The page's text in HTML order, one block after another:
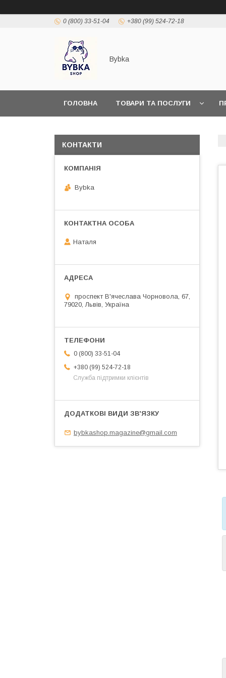
0 (800) 33-51-04 +380 (99) 524-72-18
Bybka
ГОЛОВНА ТОВАРИ ТА ПОСЛУГИ
КОНТАКТИ
Bybka
Наталя
проспект В'ячеслава Чорновола, 67,
79020, Львів, Україна
0 (800) 33-51-04
+380 (99) 524-72-18
Служба підтримки клієнтів
bybkashop.magazine@gmail.com